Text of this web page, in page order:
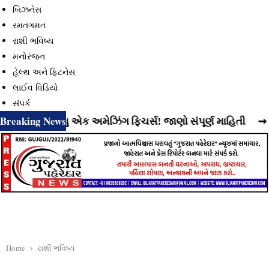
બિઝનેસ
રમતગમત
રાશી ભવિષ્ય
મનોરંજન
હેલ્થ અને ફિટનેસ
લાઈવ વિડિયો
સંપર્ક
Breaking News
છે વધુ એક અમેઝિંગ ફિચર્સ! જાણો સંપૂર્ણ માહિતી ⇝
Home
રાશી ભવિષ્ય